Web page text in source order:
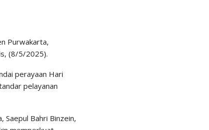
Purwakarta,
(8/5/2025).
perayaan Hari
pelayanan
Bahri Binzein,